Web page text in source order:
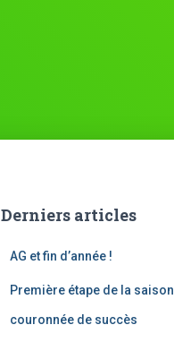
Derniers articles
AG et fin d’année !
Première étape de la saison
couronnée de succès